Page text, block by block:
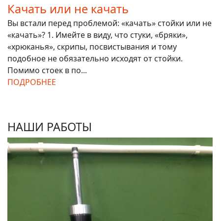
Качать или не качать
Вы встали перед проблемой: «качать» стойки или не
«качать»? 1. Имейте в виду, что стуки, «бряки»,
«хрюканья», скрипы, посвистывания и тому
подобное не обязательно исходят от стойки.
Помимо стоек в по...
ПОДРОБНЕЕ
НАШИ РАБОТЫ